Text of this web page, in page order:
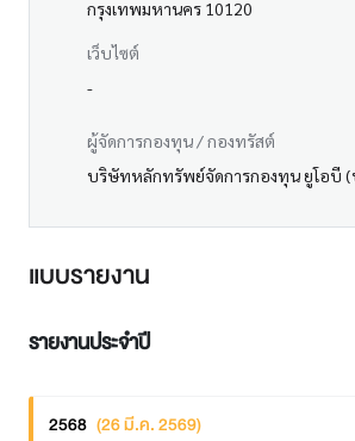
กรุงเทพมหานคร 10120
เว็บไซต์
-
ผู้จัดการกองทุน / กองทรัสต์
บริษัทหลักทรัพย์จัดการกองทุน ยูโอบี (
แบบรายงาน
รายงานประจำปี
2568 (26 มี.ค. 2569)